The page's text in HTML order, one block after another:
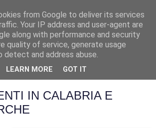
IN CALABRIA E
from Google to deliver its services
Your IP address and user-agent are
along with performance and security
quality of service, generate usage
and address abuse.
LEARN MORE GOT IT